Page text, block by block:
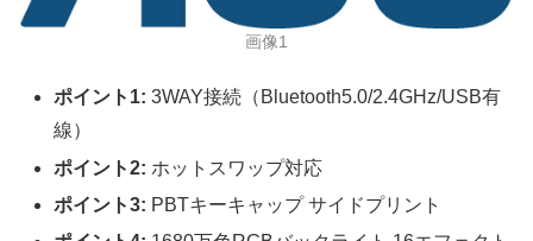
画像1
ポイント1: 3WAY接続（Bluetooth5.0/2.4GHz/USB有
線）
ポイント2: ホットスワップ対応
ポイント3: PBTキーキャップ サイドプリント